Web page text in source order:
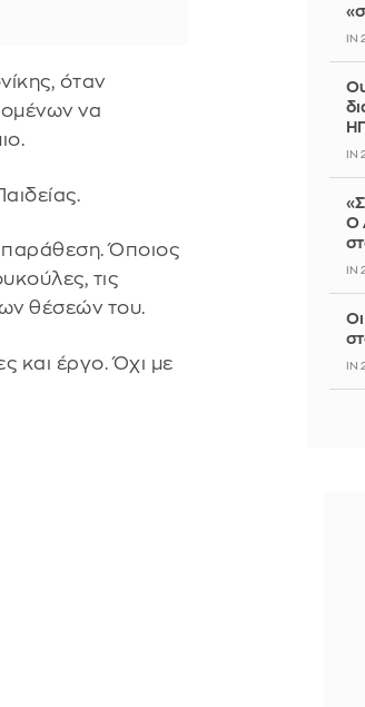
όταν
να
Όποιος
τις
θέσεών του.
και έργο. Όχι με
IN
IN
Ο
IN
IN